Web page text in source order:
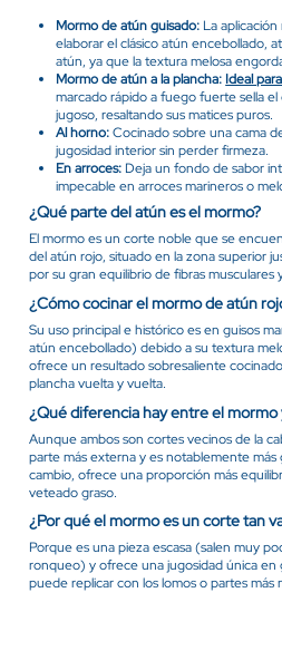
Mormo de atún guisado: La
elaborar el clásico atún encebollado,
atún, ya que la textura melosa
Mormo de atún a la plancha: Ideal
marcado rápido a fuego fuerte sella
jugoso, resaltando sus matices puros.
Al horno:Cocinado sobre una cama
jugosidad interior sin perder firmeza.
En arroces: Deja un fondo de sabor
impecable en arroces marineros o
¿Qué parte del atún es el mormo?
El mormo es un corte noble que se
del atún rojo, situado en la zona superior
por su gran equilibrio de fibras musculares
¿Cómo cocinar el mormo de atún
Su uso principal e histórico es en guisos
atún encebollado) debido a su textura
ofrece un resultado sobresaliente
plancha vuelta y vuelta.
¿Qué diferencia hay entre el mormo
Aunque ambos son cortes vecinos de la
parte más externa y es notablemente
cambio, ofrece una proporción más
veteado graso.
¿Por qué el mormo es un corte tan
Porque es una pieza escasa (salen muy
ronqueo) y ofrece una jugosidad única en
puede replicar con los lomos o partes más